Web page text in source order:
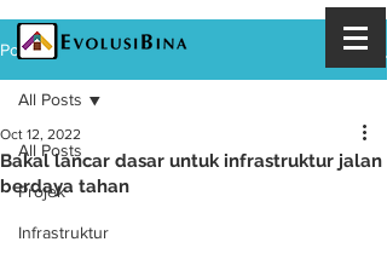
Post
All Posts
Projek
Infrastruktur
All Posts
Bakal lancar dasar untuk infrastruktur jalan
berdaya tahan
Oct 12, 2022